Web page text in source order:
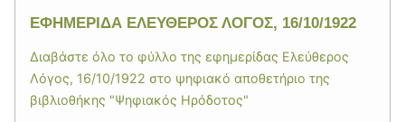
ΕΦΗΜΕΡΙΔΑ ΕΛΕΥΘΕΡΟΣ ΛΟΓΟΣ, 16/10/1922
Διαβάστε όλο το φύλλο της εφημερίδας Ελεύθερος
Λόγος, 16/10/1922 στο ψηφιακό αποθετήριο της
βιβλιοθήκης "Ψηφιακός Ηρόδοτος"